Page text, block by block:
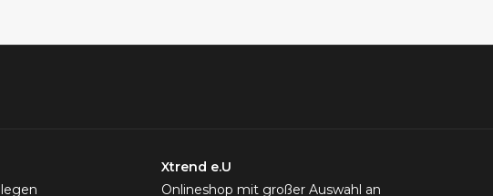
Xtrend e.U
Onlineshop mit großer Auswahl an